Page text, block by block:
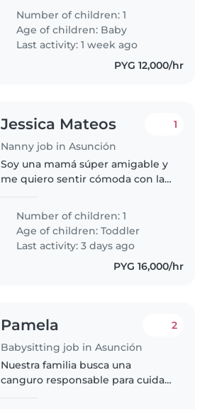
quedo todo el día en la casa
porque trabajo de manera
remota, mi marido hace oficina.
Estamos buscando..
Number of children: 1
Age of children: Baby
Last activity: 1 week ago
PYG 12,000/hr
Jessica Mateos
Nanny job in Asunción
1
Soy una mamá súper amigable y
me quiero sentir cómoda con la
Al final, será un integrante más
de la familia. Busco una persona
que pueda cuidar y ayudar..
Number of children: 1
Age of children:Toddler
Last activity: 3 days ago
PYG 16,000/hr
Pamela
Babysitting job in Asunción
2
Nuestra familia busca una
canguro responsable para cuidar